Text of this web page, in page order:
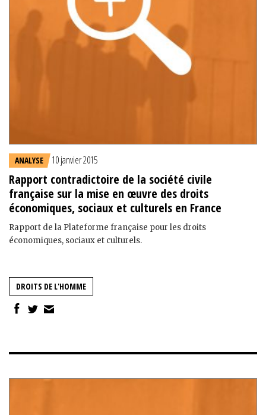
ANALYSE 10 janvier 2015
Rapport contradictoire de la société civile
française sur la mise en œuvre des droits
économiques, sociaux et culturels en France
Rapport de la Plateforme française pour les droits
économiques, sociaux et culturels.
DROITS DE L'HOMME